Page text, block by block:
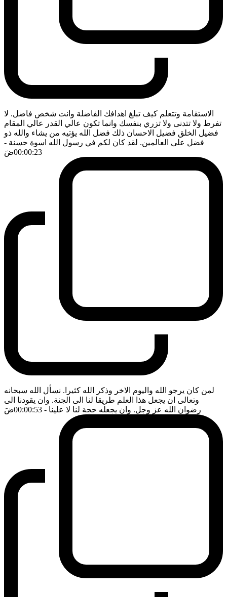
الاستقامة وتتعلم كيف تبلغ اهدافك الفاضلة وانت شخص فاضل. لا
تفرط ولا تتدنى ولا تزري بنفسك وانما تكون عالي القدر عالي المقام
فضيل الخلق فضيل الاحسان ذلك فضل الله يؤتيه من يشاء والله ذو
فضل على العالمين. لقد كان لكم في رسول الله اسوة حسنة -
00:00:23ضَ
لمن كان يرجو الله واليوم الاخر وذكر الله كثيرا. نسأل الله سبحانه
وتعالى ان يجعل هذا العلم طريقا لنا الى الجنة. وان يقودنا الى
رضوان الله عز وجل. وان يجعله حجة لنا لا علينا - 00:00:53 ضَ